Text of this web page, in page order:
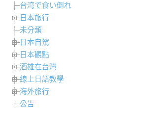
台湾で食い倒れ
日本旅行
未分類
日本自駕
日本觀點
酒雄在台灣
線上日語教學
海外旅行
公告